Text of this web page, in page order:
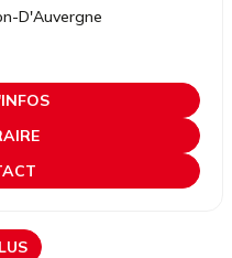
D'Auvergne